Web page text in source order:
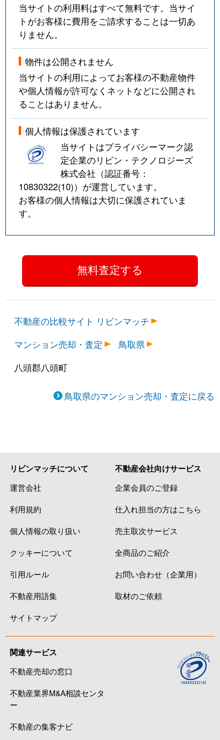
当サイトの利用料はすべて無料です。当サイ
トがお客様に費用をご請求することは一切あ
りません。
物件は公開されません
当サイトの利用によってお客様の不動産物件
や個人情報が許可なくネットなどに公開され
ることはありません。
個人情報は保護されています
当サイトはプライバシーマーク認
定企業のリビン・テクノロジーズ
株式会社（認証番号：
10830322(10)）が運営しています。
お客様の個人情報は大切に保護されていま
す。
不動産の比較サイト リビンマッチ
マンション売却・査定
鳥取県
八頭郡八頭町
鳥取県のマンション売却・査定に戻る
リビンマッチについて
運営会社
利用規約
個人情報の取り扱い
クッキーについて
引用ルール
不動産用語集
サイトマップ
不動産会社向けサービス
企業会員のご登録
仕入れ担当の方はこちら
売主取次サービス
全商品のご紹介
お問い合わせ（企業用）
取材のご依頼
関連サービス
不動産売却の窓口
不動産業界M&A相談センタ
ー
不動産の集客ナビ